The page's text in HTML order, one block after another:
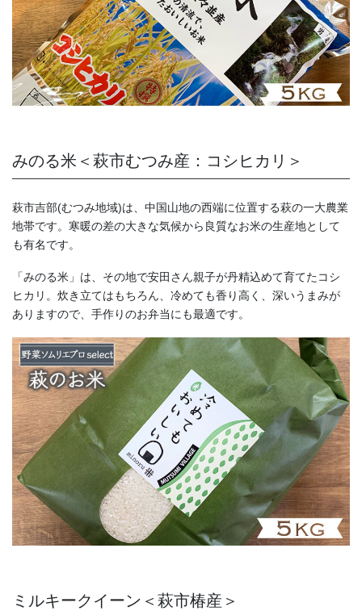
みのる米＜萩市むつみ産：コシヒカリ＞
萩市吉部(むつみ地域)は、中国山地の西端に位置する萩の一大農業
地帯です。寒暖の差の大きな気候から良質なお米の生産地として
も有名です。
「みのる米」は、その地で安田さん親子が丹精込めて育てたコシ
ヒカリ。炊き立てはもちろん、冷めても香り高く、深いうまみが
ありますので、手作りのお弁当にも最適です。
ミルキークイーン＜萩市椿産＞